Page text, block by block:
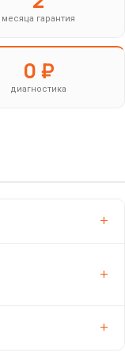
месяца гарантия
0 ₽
диагностика